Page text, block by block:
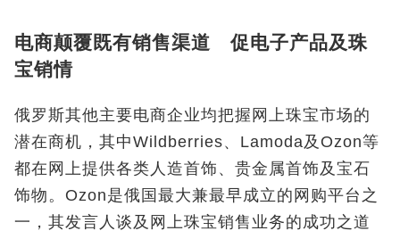
电商颠覆既有销售渠道 促电子产品及珠
宝销情
俄罗斯其他主要电商企业均把握网上珠宝市场的
潜在商机，其中Wildberries、Lamoda及Ozon等
都在网上提供各类人造首饰、贵金属首饰及宝石
饰物。Ozon是俄国最大兼最早成立的网购平台之
一，其发言人谈及网上珠宝销售业务的成功之道